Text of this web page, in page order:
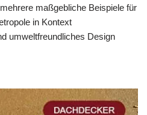
maßgebliche Beispiele für
in Kontext
umweltfreundliches Design